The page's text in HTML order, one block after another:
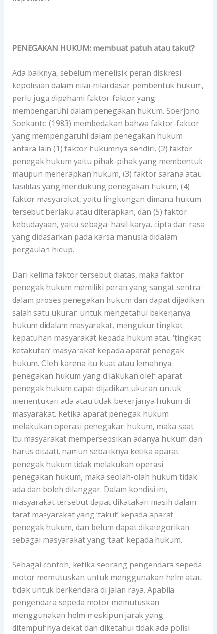
PENEGAKAN HUKUM: membuat patuh atau takut?
Ada baiknya, sebelum menelisik peran diskresi
kepolisian dalam nilai-nilai dasar pembentuk hukum,
perlu juga dipahami faktor-faktor yang
mempengaruhi dalam penegakan hukum. Soerjono
Soekanto (1983) membedakan bahwa faktor-faktor
yang mempengaruhi dalam penegakan hukum
antara lain (1) faktor hukumnya sendiri, (2) faktor
penegak hukum yaitu pihak-pihak yang membentuk
maupun menerapkan hukum, (3) faktor sarana atau
fasilitas yang mendukung penegakan hukum, (4)
faktor masyarakat, yaitu lingkungan dimana hukum
tersebut berlaku atau diterapkan, dan (5) faktor
kebudayaan, yaitu sebagai hasil karya, cipta dan rasa
yang didasarkan pada karsa manusia didalam
pergaulan hidup.
Dari kelima faktor tersebut diatas, maka faktor
penegak hukum memiliki peran yang sangat sentral
dalam proses penegakan hukum dan dapat dijadikan
salah satu ukuran untuk mengetahui bekerjanya
hukum didalam masyarakat, mengukur tingkat
kepatuhan masyarakat kepada hukum atau ‘tingkat
ketakutan’ masyarakat kepada aparat penegak
hukum. Oleh karena itu kuat atau lemahnya
penegakan hukum yang dilakukan oleh aparat
penegak hukum dapat dijadikan ukuran untuk
menentukan ada atau tidak bekerjanya hukum di
masyarakat. Ketika aparat penegak hukum
melakukan operasi penegakan hukum, maka saat
itu masyarakat mempersepsikan adanya hukum dan
harus ditaati, namun sebaliknya ketika aparat
penegak hukum tidak melakukan operasi
penegakan hukum, maka seolah-olah hukum tidak
ada dan boleh dilanggar. Dalam kondisi ini,
masyarakat tersebut dapat dikatakan masih dalam
taraf masyarakat yang ‘takut’ kepada aparat
penegak hukum, dan belum dapat dikategorikan
sebagai masyarakat yang ‘taat’ kepada hukum.
Sebagai contoh, ketika seorang pengendara sepeda
motor memutuskan untuk menggunakan helm atau
tidak untuk berkendara di jalan raya. Apabila
pengendara sepeda motor memutuskan
menggunakan helm meskipun jarak yang
ditempuhnya dekat dan diketahui tidak ada polisi